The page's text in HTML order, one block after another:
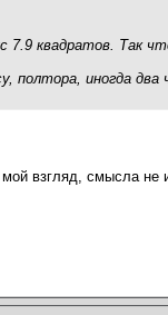
квадратов. Так
иногда
взгляд, смысла